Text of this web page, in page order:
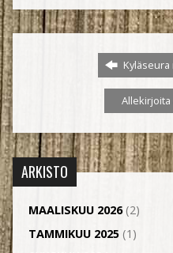
ARKISTO
MAALISKUU 2026(2)
TAMMIKUU 2025(1)